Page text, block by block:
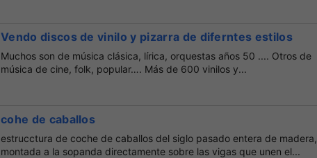
Vendo discos de vinilo y pizarra de diferntes estilos
Muchos son de música clásica, lírica, orquestas años 50 .... Otros de
música de cine, folk, popular…. Más de 600 vinilos y...
cohe de caballos
estrucctura de coche de caballos del siglo pasado entera de madera,
montada a la sopanda directamente sobre las vigas que unen el...